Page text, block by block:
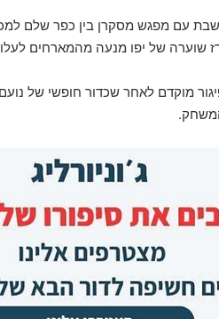
עם מפגש מסקרן בין כפר שלם
שוערה של יפו מנעה מהמארחים
מוקדם לאחר שכדור חופשי של